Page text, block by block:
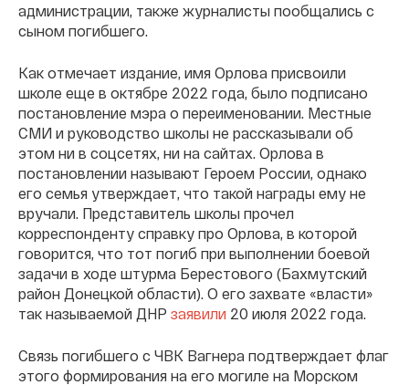
администрации, также журналисты пообщались с
сыном погибшего.
Как отмечает издание, имя Орлова присвоили
школе еще в октябре 2022 года, было подписано
постановление мэра о переименовании. Местные
СМИ и руководство школы не рассказывали об
этом ни в соцсетях, ни на сайтах. Орлова в
постановлении называют Героем России, однако
его семья утверждает, что такой награды ему не
вручали. Представитель школы прочел
корреспонденту справку про Орлова, в которой
говорится, что тот погиб при выполнении боевой
задачи в ходе штурма Берестового (Бахмутский
район Донецкой области). О его захвате «власти»
так называемой ДНР заявили 20 июля 2022 года.
Связь погибшего с ЧВК Вагнера подтверждает флаг
этого формирования на его могиле на Морском